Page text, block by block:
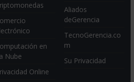
en
Nube
Online
Aliados
deGerencia
TecnoGerencia.co
m
Su Privacidad